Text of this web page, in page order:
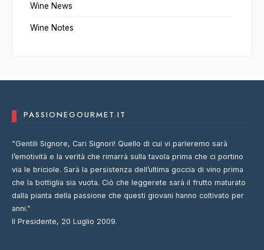
Wine News
Wine Notes
PASSIONEGOURMET.IT
“Gentili Signore, Cari Signori! Quello di cui vi parleremo sarà
l’emotività e la verità che rimarrà sulla tavola prima che ci portino
via le briciole. Sarà la persistenza dell’ultima goccia di vino prima
che la bottiglia sia vuota. Ciò che leggerete sarà il frutto maturato
dalla pianta della passione che questi giovani hanno coltivato per
anni.”
Il Presidente, 20 Luglio 2009.